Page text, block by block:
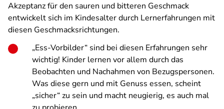
Akzeptanz für den sauren und bitteren Geschmack
entwickelt sich im Kindesalter durch Lernerfahrungen mit
diesen Geschmacksrichtungen.
„Ess-Vorbilder“ sind bei diesen Erfahrungen sehr
wichtig! Kinder lernen vor allem durch das
Beobachten und Nachahmen von Bezugspersonen.
Was diese gern und mit Genuss essen, scheint
„sicher“ zu sein und macht neugierig, es auch mal